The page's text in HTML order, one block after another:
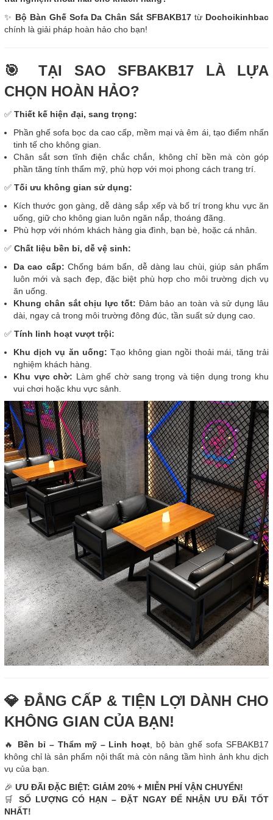
✨ Bộ Bàn Ghế Sofa Da Chân Sắt SFBAKB17 từ Dochoikinhbac
chính là giải pháp hoàn hảo cho bạn!
🎯 TẠI SAO SFBAKB17 LÀ LỰA
CHỌN HOÀN HẢO?
✅ Thiết kế hiện đại, sang trọng:
Phần ghế sofa bọc da cao cấp, mềm mại và êm ái, tạo điểm nhấn
tinh tế cho không gian.
Chân sắt sơn tĩnh điện chắc chắn, không chỉ bền mà còn góp
phần tăng tính thẩm mỹ, phù hợp với mọi phong cách trang trí.
✅ Tối ưu không gian sử dụng:
Kích thước gọn gàng, dễ dàng sắp xếp và bố trí trong khu vực ăn
uống, giữ cho không gian luôn ngăn nắp, thoáng đãng.
Phù hợp với nhóm khách hàng gia đình, bạn bè, hoặc cá nhân.
✅ Chất liệu bền bỉ, dễ vệ sinh:
Da cao cấp: Chống bám bẩn, dễ dàng lau chùi, giúp sản phẩm
luôn mới và sạch đẹp, đặc biệt phù hợp cho môi trường dịch vụ
ăn uống.
Khung chân sắt chịu lực tốt: Đảm bảo an toàn và sử dụng lâu
dài, ngay cả trong môi trường đông đúc, tần suất sử dụng cao.
✅ Tính linh hoạt vượt trội:
Khu dịch vụ ăn uống: Tạo không gian ngồi thoải mái, tăng trải
nghiệm khách hàng.
Khu vực chờ: Làm ghế chờ sang trọng và tiện dụng trong khu
vui chơi hoặc khu vực sảnh.
💎 ĐẲNG CẤP & TIỆN LỢI DÀNH CHO
KHÔNG GIAN CỦA BẠN!
🔥 Bền bỉ – Thẩm mỹ – Linh hoạt , bộ bàn ghế sofa SFBAKB17
không chỉ là sản phẩm nội thất mà còn nâng tầm hình ảnh khu dịch
vụ của bạn.
🎉 ƯU ĐÃI ĐẶC BIỆT: GIẢM 20% + MIỄN PHÍ VẬN CHUYỂN!
🛒 SỐ LƯỢNG CÓ HẠN – ĐẶT NGAY ĐỂ NHẬN ƯU ĐÃI TỐT
NHẤT!